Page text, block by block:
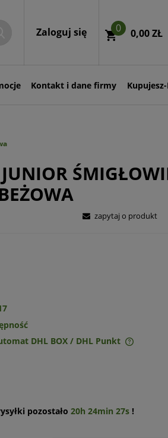
Zaloguj się 0 0,00 ZŁ
Kontakt i dane firmy
zapytaj o produkt
DHL BOX / DHL Punkt
pozostało 20h 24min 27s!